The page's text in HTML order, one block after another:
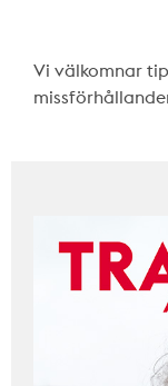
Vi välkomnar